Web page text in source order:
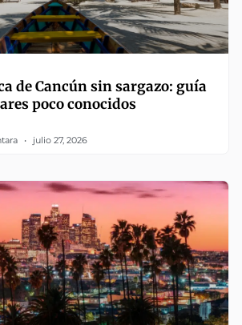
de Cancún sin sargazo: guía
poco conocidos
julio 27, 2026